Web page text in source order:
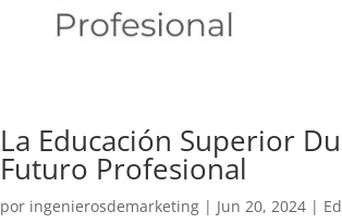
La Educación Superior
Futuro Profesional
por ingenierosdemarketing | Jun 20, 2024 |